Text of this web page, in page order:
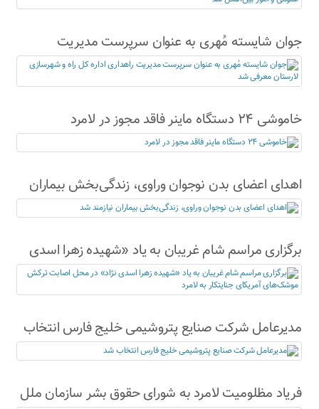
جوان شایسته مُهری به عنوان سرپرست مدیریت
راهداری اداره کل راه و شهرسازی لارستان معرفی شد
خاموشی ۲۴ دستگاه ماینر فاقد مجوز در لامرد
اهدای اعضای بدن نوجوان وراوی، زندگی‌بخش بیماران
نیازمند شد
برگزاری مراسم شام غریبان به یاد «شهیده زهرا اسدی
نژاد» در محل اصابت ترکش موشک‌های آمریکای
جنایتکار به لامرد
مدیرعامل شرکت صنایع پتروشیمی خلیج فارس انتخاب
شد
فریاد مظلومیت لامرد به شورای حقوق بشر سازمان ملل